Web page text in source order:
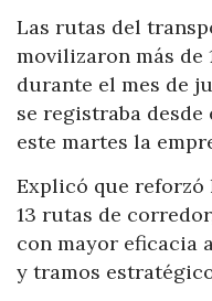
Las rutas del
movilizaron más de
durante el mes de
se registraba
este martes la
Explicó que reforzó
13 rutas de
con mayor eficacia
y tramos